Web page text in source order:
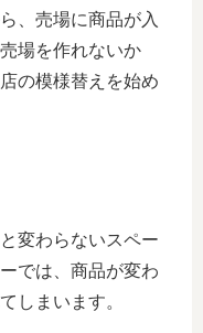
、売場に商品が入
場を作れないか
の模様替えを始め
変わらないスペー
では、商品が変わ
しまいます。